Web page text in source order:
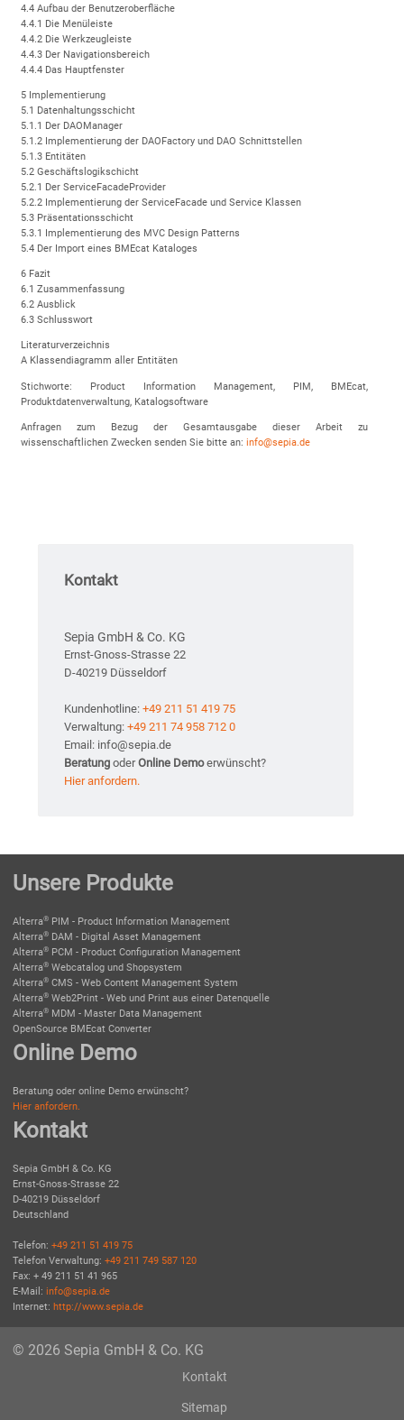
4.4 Aufbau der Benutzeroberfläche
4.4.1 Die Menüleiste
4.4.2 Die Werkzeugleiste
4.4.3 Der Navigationsbereich
4.4.4 Das Hauptfenster
5 Implementierung
5.1 Datenhaltungsschicht
5.1.1 Der DAOManager
5.1.2 Implementierung der DAOFactory und DAO Schnittstellen
5.1.3 Entitäten
5.2 Geschäftslogikschicht
5.2.1 Der ServiceFacadeProvider
5.2.2 Implementierung der ServiceFacade und Service Klassen
5.3 Präsentationsschicht
5.3.1 Implementierung des MVC Design Patterns
5.4 Der Import eines BMEcat Kataloges
6 Fazit
6.1 Zusammenfassung
6.2 Ausblick
6.3 Schlusswort
Literaturverzeichnis
A Klassendiagramm aller Entitäten
Stichworte: Product Information Management, PIM, BMEcat,
Produktdatenverwaltung, Katalogsoftware
Anfragen zum Bezug der Gesamtausgabe dieser Arbeit zu
wissenschaftlichen Zwecken senden Sie bitte an: info@sepia.de
Kontakt
Sepia GmbH & Co. KG
Ernst-Gnoss-Strasse 22
D-40219 Düsseldorf
Kundenhotline: +49 211 51 419 75
Verwaltung: +49 211 74 958 712 0
Email: info@sepia.de
Beratung oderOnline Demoerwünscht?
Hier anfordern.
Unsere Produkte
Alterra® PIM - Product Information Management
Alterra® DAM - Digital Asset Management
Alterra® PCM - Product Configuration Management
Alterra® Webcatalog und Shopsystem
Alterra® CMS - Web Content Management System
Alterra® Web2Print - Web und Print aus einer Datenquelle
Alterra® MDM - Master Data Management
OpenSource BMEcat Converter
Online Demo
Beratung oder online Demo erwünscht?
Hier anfordern.
Kontakt
Sepia GmbH & Co. KG
Ernst-Gnoss-Strasse 22
D-40219 Düsseldorf
Deutschland
Telefon: +49 211 51 419 75
Telefon Verwaltung: +49 211 749 587 120
Fax: + 49 211 51 41 965
E-Mail: info@sepia.de
Internet: http://www.sepia.de
© 2026 Sepia GmbH & Co. KG
Kontakt
Sitemap